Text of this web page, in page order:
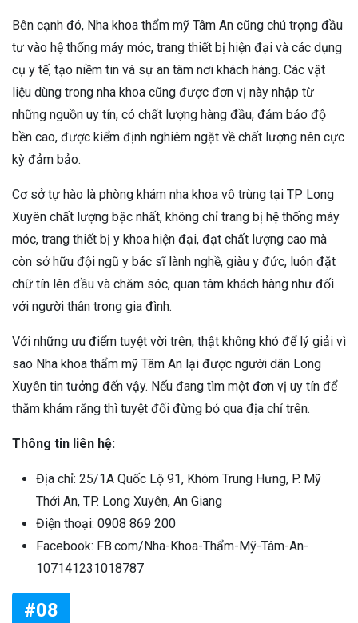
Bên cạnh đó, Nha khoa thẩm mỹ Tâm An cũng chú trọng đầu
tư vào hệ thống máy móc, trang thiết bị hiện đại và các dụng
cụ y tế, tạo niềm tin và sự an tâm nơi khách hàng. Các vật
liệu dùng trong nha khoa cũng được đơn vị này nhập từ
những nguồn uy tín, có chất lượng hàng đầu, đảm bảo độ
bền cao, được kiểm định nghiêm ngặt về chất lượng nên cực
kỳ đảm bảo.
Cơ sở tự hào là phòng khám nha khoa vô trùng tại TP Long
Xuyên chất lượng bậc nhất, không chỉ trang bị hệ thống máy
móc, trang thiết bị y khoa hiện đại, đạt chất lượng cao mà
còn sở hữu đội ngũ y bác sĩ lành nghề, giàu y đức, luôn đặt
chữ tín lên đầu và chăm sóc, quan tâm khách hàng như đối
với người thân trong gia đình.
Với những ưu điểm tuyệt vời trên, thật không khó để lý giải vì
sao Nha khoa thẩm mỹ Tâm An lại được người dân Long
Xuyên tin tưởng đến vậy. Nếu đang tìm một đơn vị uy tín để
thăm khám răng thì tuyệt đối đừng bỏ qua địa chỉ trên.
Thông tin liên hệ:
Địa chỉ: 25/1A Quốc Lộ 91, Khóm Trung Hưng, P. Mỹ
Thới An, TP. Long Xuyên, An Giang
Điện thoại: 0908 869 200
Facebook: FB.com/Nha-Khoa-Thẩm-Mỹ-Tâm-An-
107141231018787
#08